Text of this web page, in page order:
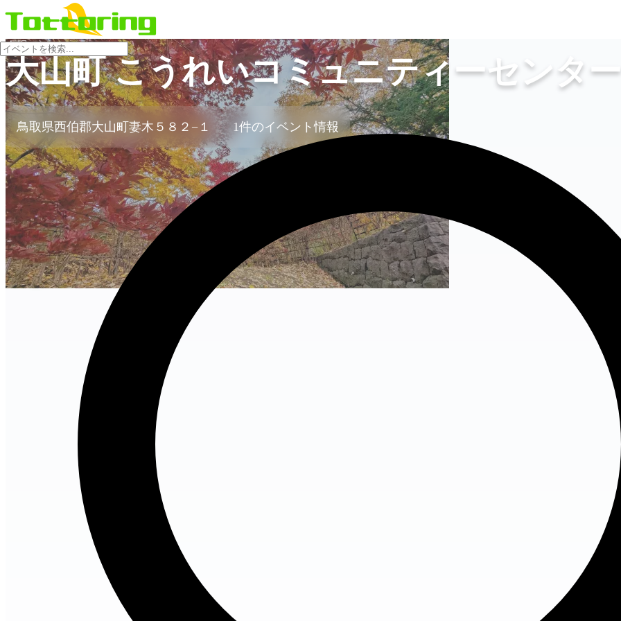
会場
大山町 こうれいコミュニティーセンター
鳥取県西伯郡大山町妻木５８２−１ 1件のイベント情報